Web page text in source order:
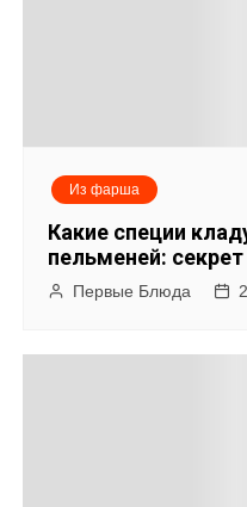
Из фарша
Какие специи
пельменей:
Первые Блюда